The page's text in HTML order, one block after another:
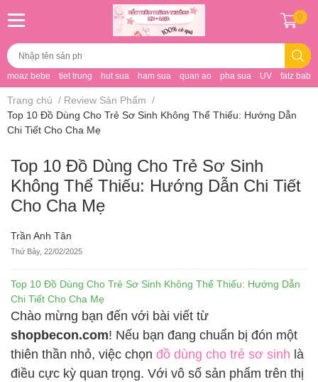
moaz bebe tiet trung hut sua ham sua quan ao pha sua UV fatz baby
0
Trang chủ / Review Sản Phẩm /
Top 10 Đồ Dùng Cho Trẻ Sơ Sinh Không Thể Thiếu: Hướng Dẫn
Chi Tiết Cho Cha Mẹ
Top 10 Đồ Dùng Cho Trẻ Sơ Sinh
Không Thể Thiếu: Hướng Dẫn Chi Tiết
Cho Cha Mẹ
Trần Anh Tân
Thứ Bảy, 22/02/2025
Top 10 Đồ Dùng Cho Trẻ Sơ Sinh Không Thể Thiếu: Hướng Dẫn
Chi Tiết Cho Cha Mẹ
Chào mừng bạn đến với bài viết từ
shopbecon.com! Nếu bạn đang chuẩn bị đón một
thiên thần nhỏ, việc chọn đồ dùng cho trẻ sơ sinh là
điều cực kỳ quan trọng. Với vô số sản phẩm trên thị